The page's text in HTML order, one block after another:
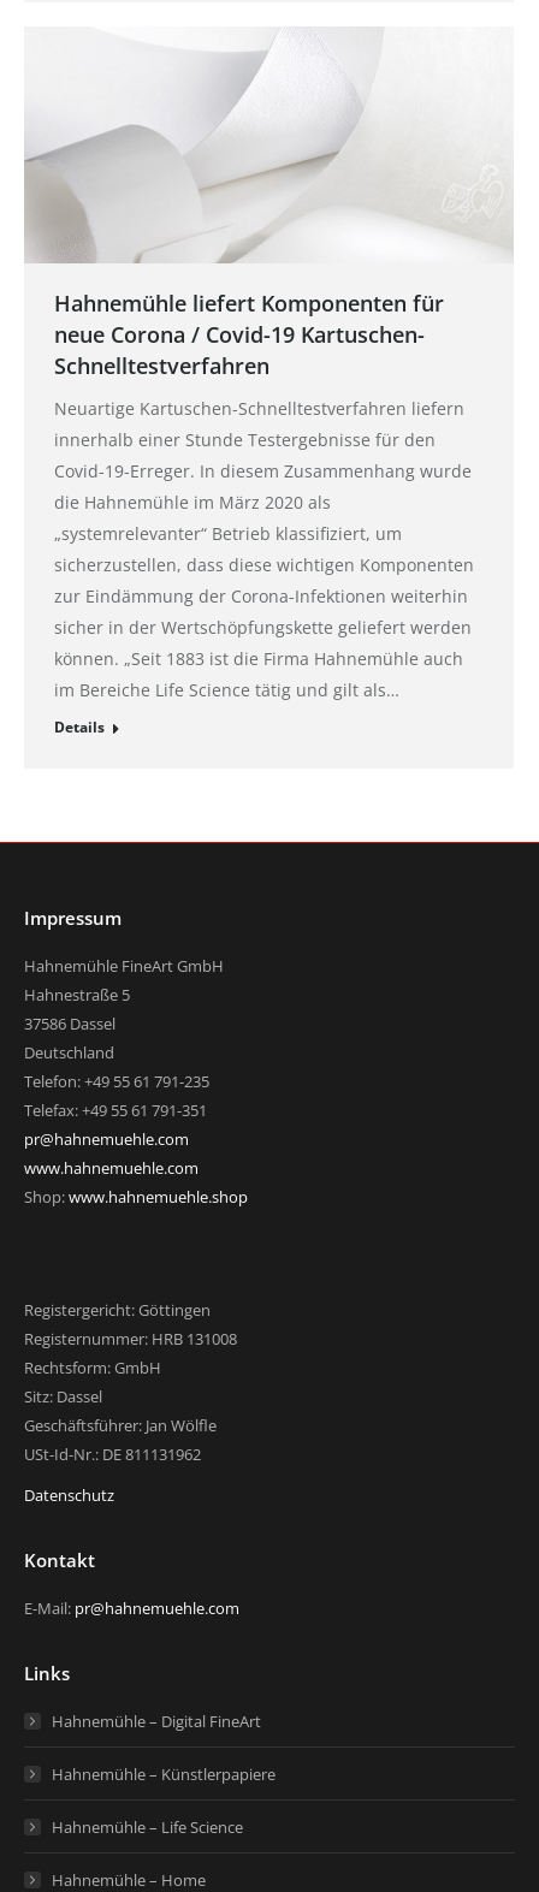
Hahnemühle liefert Komponenten für
neue Corona / Covid-19 Kartuschen-
Schnelltestverfahren
Neuartige Kartuschen-Schnelltestverfahren liefern
innerhalb einer Stunde Testergebnisse für den
Covid-19-Erreger. In diesem Zusammenhang wurde
die Hahnemühle im März 2020 als
„systemrelevanter“ Betrieb klassifiziert, um
sicherzustellen, dass diese wichtigen Komponenten
zur Eindämmung der Corona-Infektionen weiterhin
sicher in der Wertschöpfungskette geliefert werden
können. „Seit 1883 ist die Firma Hahnemühle auch
im Bereiche Life Science tätig und gilt als…
Details
Impressum
Hahnemühle FineArt GmbH
Hahnestraße 5
37586 Dassel
Deutschland
Telefon: +49 55 61 791-235
Telefax: +49 55 61 791-351
pr@hahnemuehle.com
www.hahnemuehle.com
Shop:www.hahnemuehle.shop
Registergericht: Göttingen
Registernummer: HRB 131008
Rechtsform: GmbH
Sitz: Dassel
Geschäftsführer: Jan Wölfle
USt-Id-Nr.: DE 811131962
Datenschutz
Kontakt
E-Mail: pr@hahnemuehle.com
Links
Hahnemühle – Digital FineArt
Hahnemühle – Künstlerpapiere
Hahnemühle – Life Science
Hahnemühle – Home